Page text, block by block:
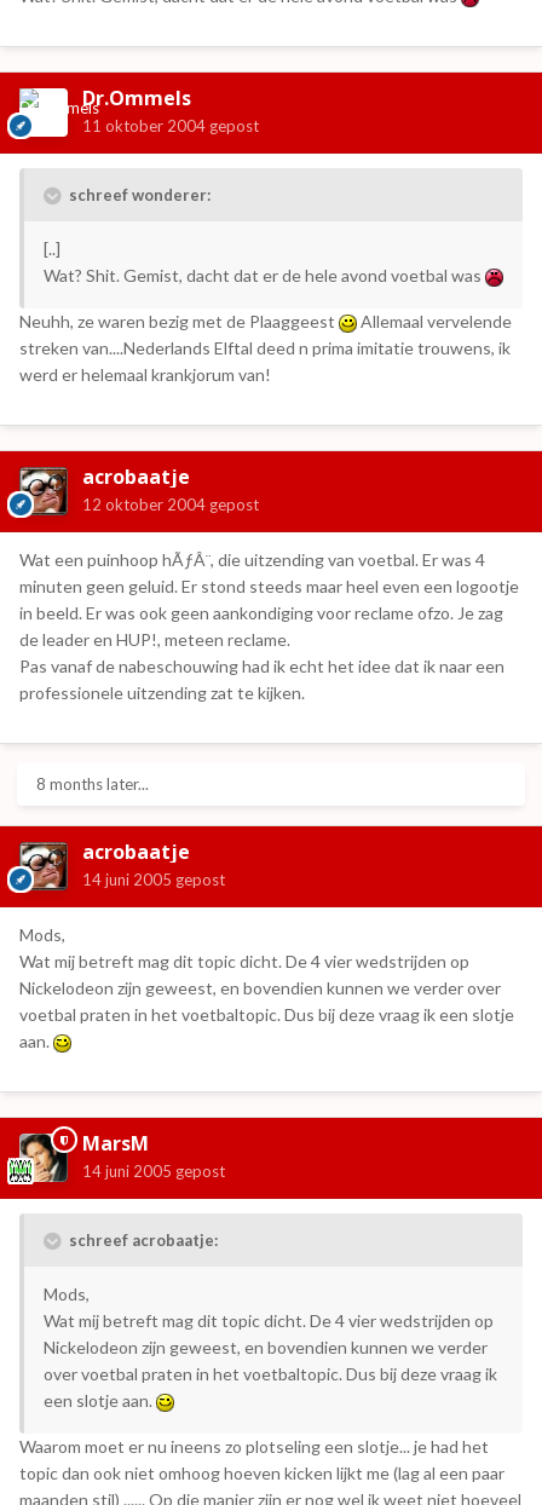
Dr.Ommels
11 oktober 2004 gepost
schreef wonderer:
[..]
Wat? Shit. Gemist, dacht dat er de hele avond voetbal was
Neuhh, ze waren bezig met de Plaaggeest
Allemaal vervelende
streken van....Nederlands Elftal deed n prima imitatie trouwens, ik
werd er helemaal krankjorum van!
acrobaatje
12 oktober 2004 gepost
Wat een puinhoop hÃƒÂ¨, die uitzending van voetbal. Er was 4
minuten geen geluid. Er stond steeds maar heel even een logootje
in beeld. Er was ook geen aankondiging voor reclame ofzo. Je zag
de leader en HUP!, meteen reclame.
Pas vanaf de nabeschouwing had ik echt het idee dat ik naar een
professionele uitzending zat te kijken.
8 months later...
acrobaatje
14 juni 2005 gepost
Mods,
Wat mij betreft mag dit topic dicht. De 4 vier wedstrijden op
Nickelodeon zijn geweest, en bovendien kunnen we verder over
voetbal praten in het voetbaltopic. Dus bij deze vraag ik een slotje
aan.
MarsM
14 juni 2005 gepost
schreef acrobaatje:
Mods,
Wat mij betreft mag dit topic dicht. De 4 vier wedstrijden op
Nickelodeon zijn geweest, en bovendien kunnen we verder
over voetbal praten in het voetbaltopic. Dus bij deze vraag ik
een slotje aan.
Waarom moet er nu ineens zo plotseling een slotje... je had het
topic dan ook niet omhoog hoeven kicken lijkt me (lag al een paar
maanden stil) ...... Op die manier zijn er nog wel ik weet niet hoeveel